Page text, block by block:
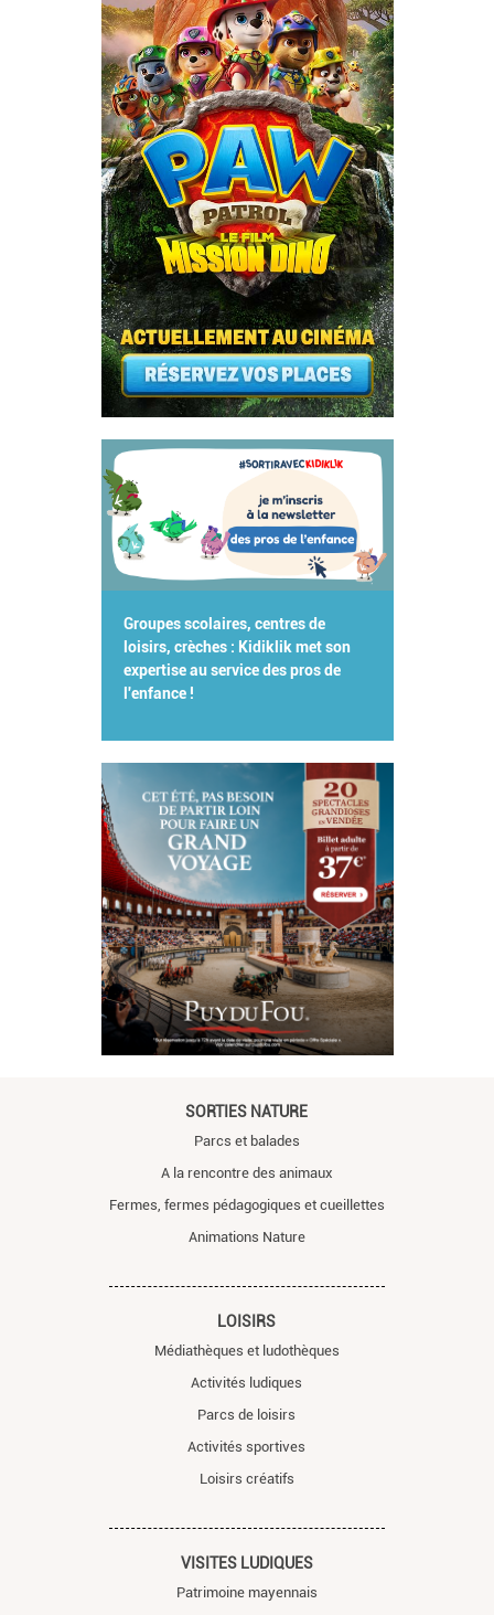
Groupes scolaires, centres de
loisirs, crèches : Kidiklik met son
expertise au service des pros de
l'enfance !
SORTIES NATURE
Parcs et balades
A la rencontre des animaux
Fermes, fermes pédagogiques et cueillettes
Animations Nature
LOISIRS
Médiathèques et ludothèques
Activités ludiques
Parcs de loisirs
Activités sportives
Loisirs créatifs
VISITES LUDIQUES
Patrimoine mayennais